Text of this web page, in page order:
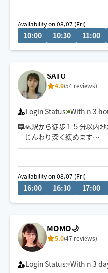
17日22時半🈵
22日10時🈵
28日10時🈵
📌円山エリア発多めです🚴
施術中は返答が遅くなり
す🌱
➡️HOGUGU外施術中の場
Availability on 08/07 (Fri)
10:00 10:30 11:00
SATO
4.9(54 reviews)
Login Status: Within 3
🙏駅から徒歩１５分以内
じんわり深く緩めます
Availability on 08/07 (Fri)
16:00 16:30 17:00
MOMO🌙
5.0(47 reviews)
Login Status: Within 3